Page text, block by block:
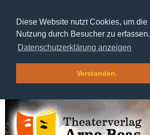
Diese Website nutzt Cookies, um die
Nutzung durch Besucher zu erfassen.
Datenschutzerklärung anzeigen
Verstanden.